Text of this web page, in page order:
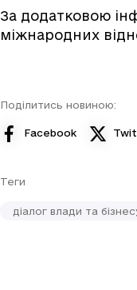
За додатковою
міжнародних
Поділитись новиною:
Facebook
Теги
діалог влади та